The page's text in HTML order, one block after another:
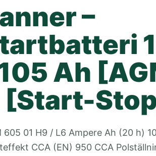
–
Ah
[Start-
605 01 H9 / L6 Ampere Ah (20 h)
CCA (EN) 950 CCA